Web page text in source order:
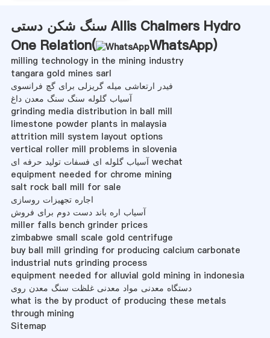
سنگ شکن دستی Allis Chalmers Hydro
One Relation(
WhatsApp)
milling technology in the mining industry
tangara gold mines sarl
فیدر ارتعاشی میله گریزلی برای گچ فرانسوی
آسیاب گلوله سنگ سنگ معدن داغ
grinding media distribution in ball mill
limestone powder plants in malaysia
attrition mill system layout options
vertical roller mill problems in slovenia
آسیاب گلوله ای فسفات تولید حرفه ای wechat
equipment needed for chrome mining
salt rock ball mill for sale
اجاره تجهیزات روسازی
آسیاب اره باند دست دوم برای فروش
miller falls bench grinder prices
zimbabwe small scale gold centrifuge
buy ball mill grinding for producing calcium carbonate
industrial nuts grinding process
equipment needed for alluvial gold mining in indonesia
دستگاه معدنی مواد معدنی غلظت سنگ معدن روی
what is the by product of producing these metals
through mining
Sitemap